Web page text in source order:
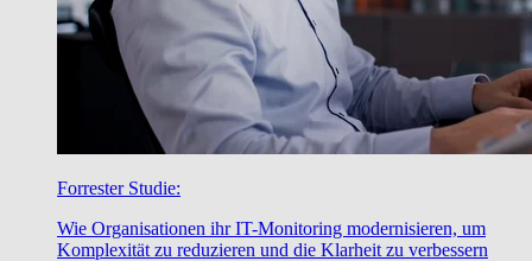
Forrester Studie:
Wie Organisationen ihr IT-Monitoring modernisieren, um
Komplexität zu reduzieren und die Klarheit zu verbessern